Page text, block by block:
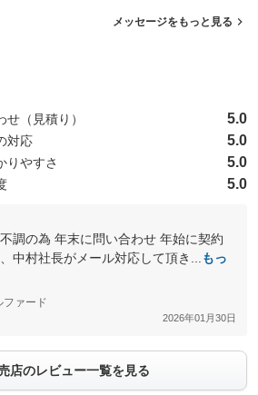
メッセージをもっと見る
満点中）
せ（見積り） 5.0
対応 5.0
りやすさ 5.0
5.0
調の為 年末に問い合わせ 年始に契約
中村社長がメール対応して頂き...
もっ
ファード
2026年01月30日
店のレビュー一覧を見る